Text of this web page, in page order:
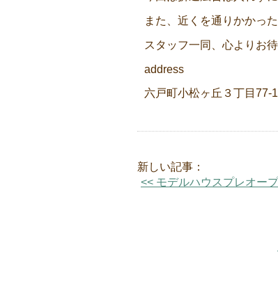
また、近くを通りかかっ
スタッフ一同、心よりお
address
六戸町小松ヶ丘３丁目77-
新しい記事：
<< モデルハウスプレオー